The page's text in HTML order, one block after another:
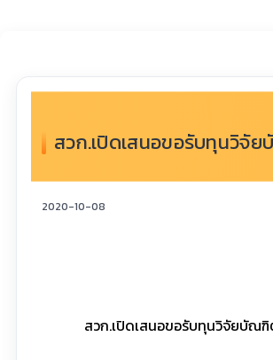
สวก.เปิดเสนอขอรับทุนวิจั
2020-10-08
สวก.เปิดเสนอขอรับทุนวิจัยบัณฑิ